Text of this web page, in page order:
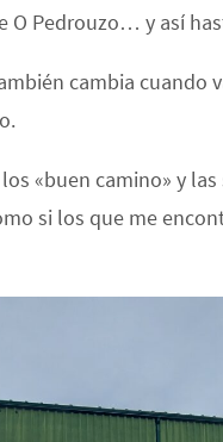
O Pedrouzo… y así
cambia cuando
«buen camino» y
si los que me